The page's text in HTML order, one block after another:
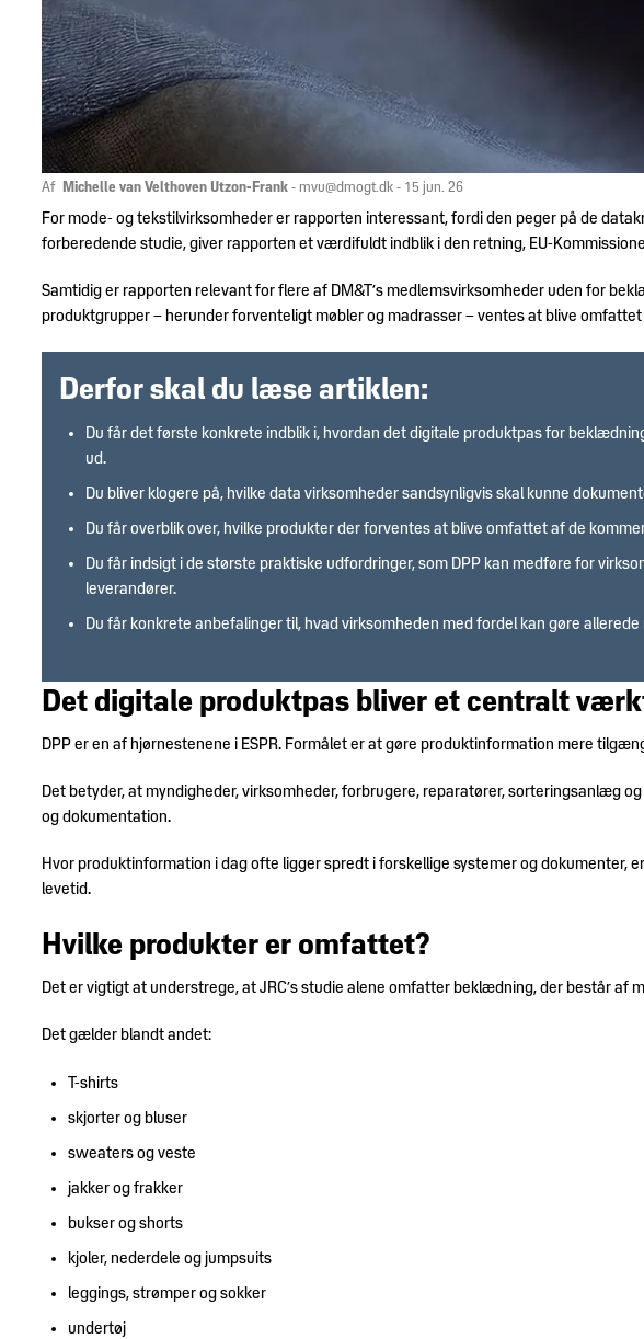
Trends
&
design
Udvidet
producentansvar
DM&T's
historie
Brancheerklæringer
Af Michelle van Velthoven Utzon-Frank - mvu@dmogt.dk - 15 jun. 26
For mode- og tekstilvirksomheder er rapporten interessant, fordi den peger på de
forberedende studie, giver rapporten et værdifuldt indblik i den retning, EU-
Samtidig er rapporten relevant for flere af DM&T’s medlemsvirksomheder uden for
produktgrupper – herunder forventeligt møbler og madrasser – ventes at blive
Derfor skal du læse artiklen:
Du får det første konkrete indblik i, hvordan det digitale produktpas for
ud.
Du bliver klogere på, hvilke data virksomheder sandsynligvis skal kunne
Du får overblik over, hvilke produkter der forventes at blive omfattet af de
Du får indsigt i de største praktiske udfordringer, som DPP kan medføre for
leverandører.
Du får konkrete anbefalinger til, hvad virksomheden med fordel kan gøre allerede
Det digitale produktpas bliver et centralt
DPP er en af hjørnestenene i ESPR. Formålet er at gøre produktinformation mere
Det betyder, at myndigheder, virksomheder, forbrugere, reparatører, sorteringsanlæg
og dokumentation.
Hvor produktinformation i dag ofte ligger spredt i forskellige systemer og dokumenter,
levetid.
Hvilke produkter er omfattet?
Det er vigtigt at understrege, at JRC’s studie alene omfatter beklædning, der består af
Det gælder blandt andet:
T-shirts
skjorter og bluser
sweaters og veste
jakker og frakker
bukser og shorts
kjoler, nederdele og jumpsuits
leggings, strømper og sokker
undertøj